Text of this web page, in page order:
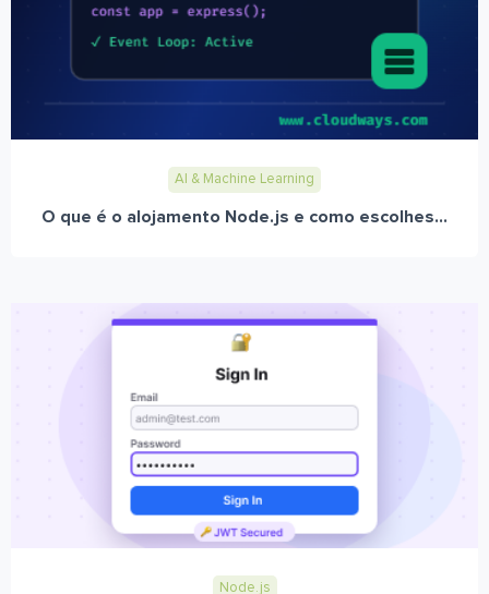
AI & Machine Learning
O que é o alojamento Node.js e como escolhes...
Node.js